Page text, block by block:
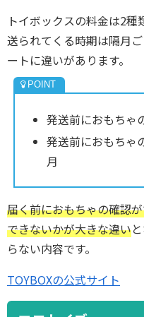
トイボックスの料金は2
送られてくる時期は隔月
ートに違いがあります。
発送前におもちゃ
発送前におもちゃ
月
届く前におもちゃの確認
できないかが大きな違い
らない内容です。
TOYBOXの公式サイト